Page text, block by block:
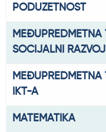
PODUZETNOST
MEĐUPREDMETNA
SOCIJALNI RAZVOJ
MEĐUPREDMETNA
IKT-A
MATEMATIKA